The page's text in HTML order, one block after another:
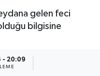
gelen feci
bilgisine
- 20:09